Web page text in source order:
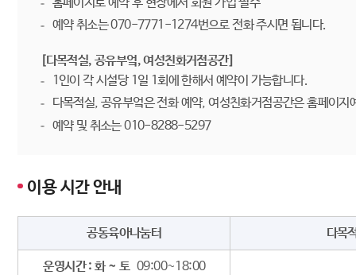
예약 취소는 070-7771-1274번으로 전화 주시면 됩니다.
[다목적실, 공유부엌, 여성친화거점공간]
1인이 각 시설당 1일 1회에 한해서 예약이 가능합니다.
다목적실, 공유부엌은 전화 예약, 여성친화거점공간은 홈페이지
예약 및 취소는 010-8288-5297
이용 시간 안내
공동육아나눔터 다목
운영시간 : 화 ~ 토09:00~18:00